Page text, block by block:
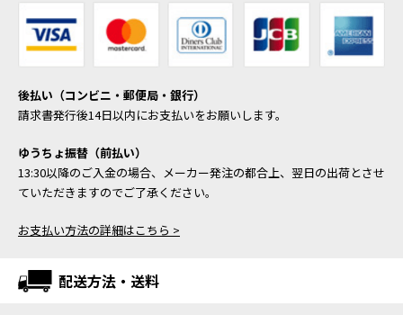
後払い（コンビニ・郵便局・銀行）
請求書発行後14日以内にお支払いをお願いします。
ゆうちょ振替（前払い）
13:30以降のご入金の場合、メーカー発注の都合上、翌日の出荷とさせ
ていただきますのでご了承ください。
お支払い方法の詳細はこちら >
配送方法・送料